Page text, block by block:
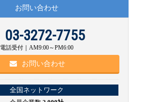
お問い合わせ
03-3272-7755
電話受付｜AM9:00～PM6:00
お問い合わせ
全国ネットワーク